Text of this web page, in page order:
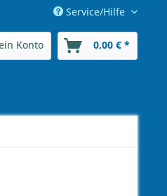
Service/Hilfe
Konto 0,00 € *